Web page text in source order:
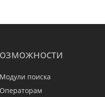
Модули поиска
Операторам